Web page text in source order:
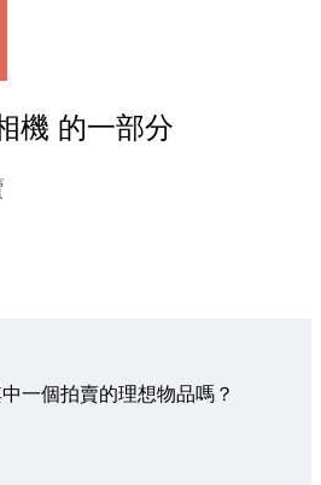
機 的一部分
一個拍賣的理想物品嗎？